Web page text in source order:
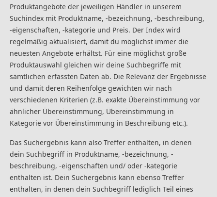
Produktangebote der jeweiligen Händler in unserem
Suchindex mit Produktname, -bezeichnung, -beschreibung,
-eigenschaften, -kategorie und Preis. Der Index wird
regelmäßig aktualisiert, damit du möglichst immer die
neuesten Angebote erhältst. Für eine möglichst große
Produktauswahl gleichen wir deine Suchbegriffe mit
sämtlichen erfassten Daten ab. Die Relevanz der Ergebnisse
und damit deren Reihenfolge gewichten wir nach
verschiedenen Kriterien (z.B. exakte Übereinstimmung vor
ähnlicher Übereinstimmung, Übereinstimmung in
Kategorie vor Übereinstimmung in Beschreibung etc.).
Das Suchergebnis kann also Treffer enthalten, in denen
dein Suchbegriff in Produktname, -bezeichnung, -
beschreibung, -eigenschaften und/ oder -kategorie
enthalten ist. Dein Suchergebnis kann ebenso Treffer
enthalten, in denen dein Suchbegriff lediglich Teil eines